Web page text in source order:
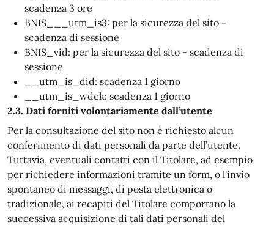
scadenza 3 ore
BNIS___utm_is3: per la sicurezza del sito -
scadenza di sessione
BNIS_vid: per la sicurezza del sito - scadenza di
sessione
__utm_is_did: scadenza 1 giorno
__utm_is_wdck: scadenza 1 giorno
2.3. Dati forniti volontariamente dall’utente
Per la consultazione del sito non è richiesto alcun
conferimento di dati personali da parte dell’utente.
Tuttavia, eventuali contatti con il Titolare, ad esempio
per richiedere informazioni tramite un form, o l'invio
spontaneo di messaggi, di posta elettronica o
tradizionale, ai recapiti del Titolare comportano la
successiva acquisizione di tali dati personali del